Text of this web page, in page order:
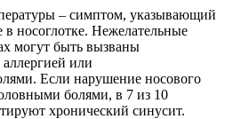
– симптом, указывающий
в носоглотке. Нежелательные
могут быть вызваны
или
Если нарушение носового
болями, в 7 из 10
хронический синусит.